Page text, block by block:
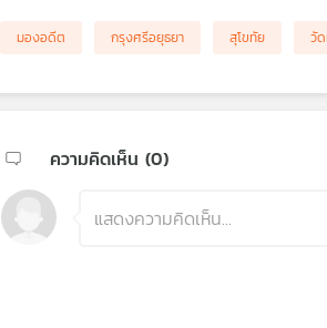
มองอดีต กรุงศรีอยุธยา สุโขทัย วัด
ความคิดเห็น (0)